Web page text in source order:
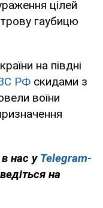
цілей
гаубицю
на півдні
РФ скидами з
воїни
в нас у Telegram-
на